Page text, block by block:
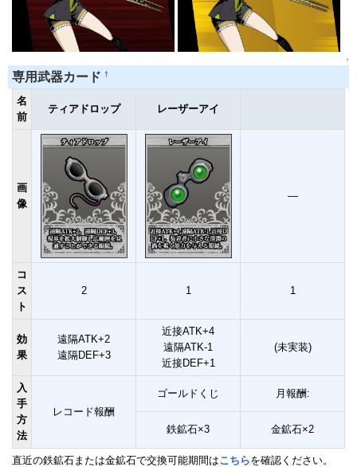
↑
専用武器カード †
名
前
ティアドロップ レーザーアイ
画
像
―
コ
ス
ト
2 1 1
効
果
遠隔ATK+2
遠隔DEF+3
近接ATK+4
遠隔ATK-1
近接DEF+1
(未実装)
入
手
方
法
レコード報酬
ゴールドくじ 月報酬:
鉄鉱石×3 金鉱石×2
直近の鉄鉱石または金鉱石で交換可能期間はこちらを確認ください。